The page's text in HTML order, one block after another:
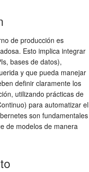
de producción es
Esto implica integrar
bases de datos),
y que pueda manejar
definir claramente los
utilizando prácticas de
para automatizar el
son fundamentales
de modelos de manera